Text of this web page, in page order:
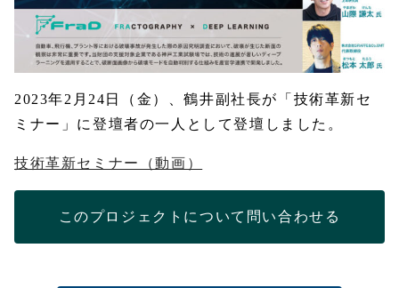
2023年2月24日（金）、鶴井副社長が「技術革新セ
ミナー」に登壇者の一人として登壇しました。
技術革新セミナー（動画）
このプロジェクトについて問い合わせる